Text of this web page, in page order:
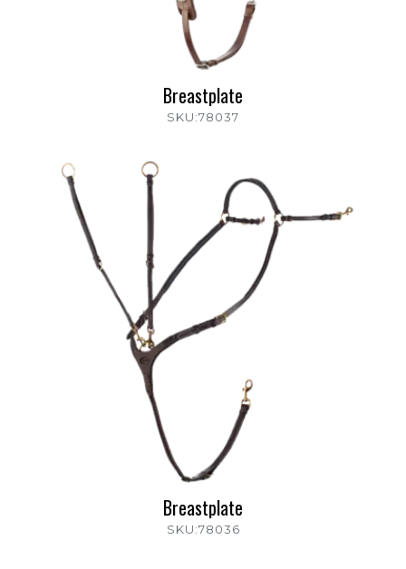
Breastplate
SKU:78037
Breastplate
SKU:78036